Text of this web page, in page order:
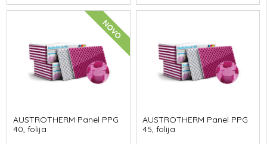
NOVO
AUSTROTHERM Panel PPG
40, folija
AUSTROTHERM Panel PPG
45, folija